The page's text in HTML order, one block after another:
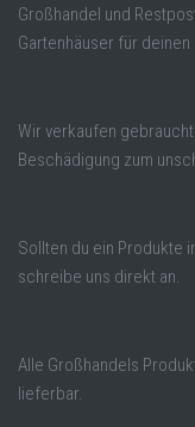
Großhandel und
Gartenhäuser für
Wir verkaufen
Beschädigung zum
Sollten du ein Produkte
schreibe uns direkt an.
Alle Großhandels
lieferbar.